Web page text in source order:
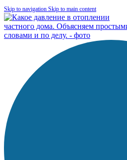
Skip to navigation Skip to main content